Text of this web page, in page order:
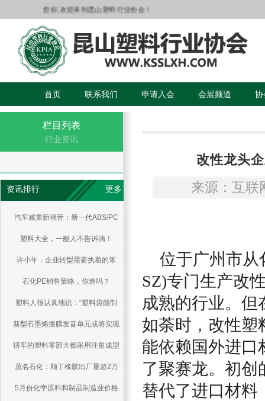
您好,欢迎来到昆山塑料行业协会！
首页 联系我们 申请入会 会展频道 协
栏目列表
行业资讯
资讯排行 更多
汽车减重新福音：新一代ABS/PC
共混物
塑料大全，一般人不告诉滴！
许小年：企业转型需要执着的笨
人，不需要聪明人
石化PE销售策略，你造吗？
塑料人很认真地说：“塑料袋能制
成大米”是谣言！
新型石墨烯振膜发音单元或将实现
量产
轿车的塑料零部大都采用注射成型
茂名石化：顺丁橡胶出厂量超2万
吨
5月份化学原料和制品制造业价格
改性龙头
来源：互联
位于广州市从
SZ)专门生产改
成熟的行业。
如荼时，改性塑
能依赖国外进口
了聚赛龙。初创
替代了进口材料